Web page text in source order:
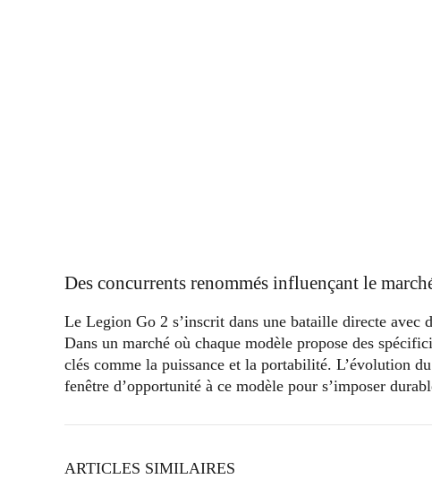
Des concurrents renommés influençant le
Le Legion Go 2 s’inscrit dans une bataille directe avec
Dans un marché où chaque modèle propose des
clés comme la puissance et la portabilité. L’évolution
fenêtre d’opportunité à ce modèle pour s’imposer
ARTICLES SIMILAIRES